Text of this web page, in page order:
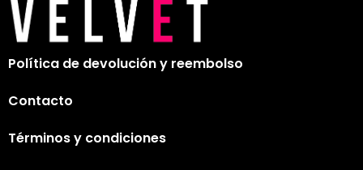
Política de devolución y reembolso
Contacto
Términos y condiciones